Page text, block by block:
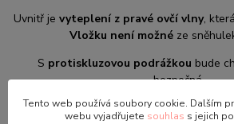
Uvnitř je vyteplení z pravé ovčí vlny,
Vložku není možné ze
S protiskluzovou podrážkou bude
bezpečná.
Tento web používá soubory cookie. Dalším
webu vyjadřujete souhlas s jejich